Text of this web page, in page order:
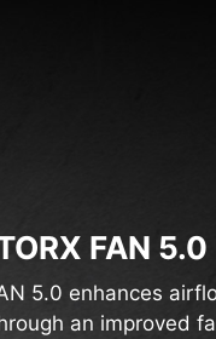
FAN 5.0
5.0 enhances
an improved